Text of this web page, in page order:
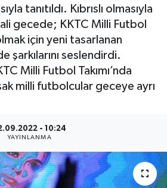
tanıtıldı. Kıbrıslı olmasıyla
gecede; KKTC Milli Futbol
için yeni tasarlanan
şarkılarını seslendirdi.
Milli Futbol Takımı’nda
milli futbolcular geceye ayrı
- 10:24
YAYINLANMA